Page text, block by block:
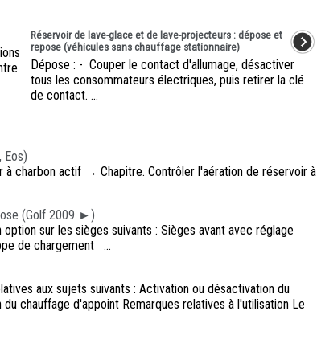
Réservoir de lave-glace et de lave-projecteurs : dépose et
repose (véhicules sans chauffage stationnaire)
Dépose : - Couper le contact d'allumage, désactiver
tous les consommateurs électriques, puis retirer la clé
de contact. ...
Eos)
charbon actif → Chapitre. Contrôler l'aération de réservoir à
(Golf 2009 ►)
sur les sièges suivants : Sièges avant avec réglage
de chargement ...
aux sujets suivants : Activation ou désactivation du
chauffage d'appoint Remarques relatives à l'utilisation Le